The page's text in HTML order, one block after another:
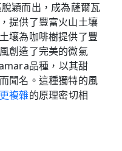
穎而出，成為薩爾瓦
提供了豐富火山土壤
壤為咖啡樹提供了豐
創造了完美的微氣
品種，以其甜
聞名。這種獨特的風
複雜的原理密切相